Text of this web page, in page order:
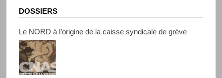
DOSSIERS
Le NORD à l’origine de la caisse syndicale de grève